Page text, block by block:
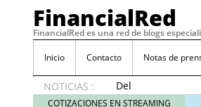
FinancialRed
FinancialRed es una red de blogs
Inicio Contacto Notas de
NOTICIAS :
Del
depósito
COTIZACIONES EN STREAMING